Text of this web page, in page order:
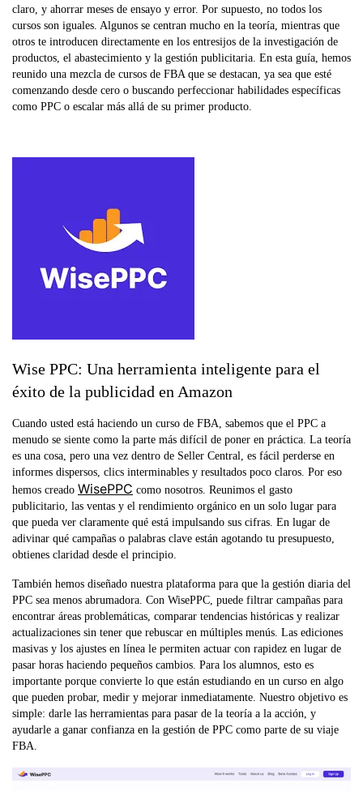
claro, y ahorrar meses de ensayo y error. Por supuesto, no todos los
cursos son iguales. Algunos se centran mucho en la teoría, mientras que
otros te introducen directamente en los entresijos de la investigación de
productos, el abastecimiento y la gestión publicitaria. En esta guía, hemos
reunido una mezcla de cursos de FBA que se destacan, ya sea que esté
comenzando desde cero o buscando perfeccionar habilidades específicas
como PPC o escalar más allá de su primer producto.
Wise PPC: Una herramienta inteligente para el
éxito de la publicidad en Amazon
Cuando usted está haciendo un curso de FBA, sabemos que el PPC a
menudo se siente como la parte más difícil de poner en práctica. La teoría
es una cosa, pero una vez dentro de Seller Central, es fácil perderse en
informes dispersos, clics interminables y resultados poco claros. Por eso
hemos creado WisePPC como nosotros. Reunimos el gasto
publicitario, las ventas y el rendimiento orgánico en un solo lugar para
que pueda ver claramente qué está impulsando sus cifras. En lugar de
adivinar qué campañas o palabras clave están agotando tu presupuesto,
obtienes claridad desde el principio.
También hemos diseñado nuestra plataforma para que la gestión diaria del
PPC sea menos abrumadora. Con WisePPC, puede filtrar campañas para
encontrar áreas problemáticas, comparar tendencias históricas y realizar
actualizaciones sin tener que rebuscar en múltiples menús. Las ediciones
masivas y los ajustes en línea le permiten actuar con rapidez en lugar de
pasar horas haciendo pequeños cambios. Para los alumnos, esto es
importante porque convierte lo que están estudiando en un curso en algo
que pueden probar, medir y mejorar inmediatamente. Nuestro objetivo es
simple: darle las herramientas para pasar de la teoría a la acción, y
ayudarle a ganar confianza en la gestión de PPC como parte de su viaje
FBA.